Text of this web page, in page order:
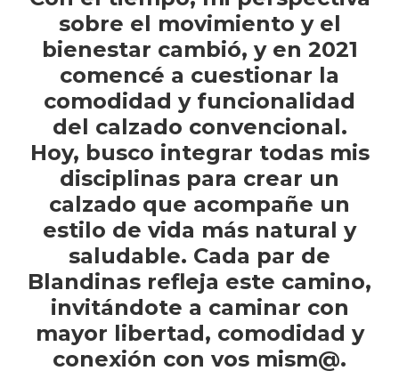
sobre el movimiento y el
bienestar cambió, y en 2021
comencé a cuestionar la
comodidad y funcionalidad
del calzado convencional.
Hoy, busco integrar todas mis
disciplinas para crear un
calzado que acompañe un
estilo de vida más natural y
saludable. Cada par de
Blandinas refleja este camino,
invitándote a caminar con
mayor libertad, comodidad y
conexión con vos mism@.